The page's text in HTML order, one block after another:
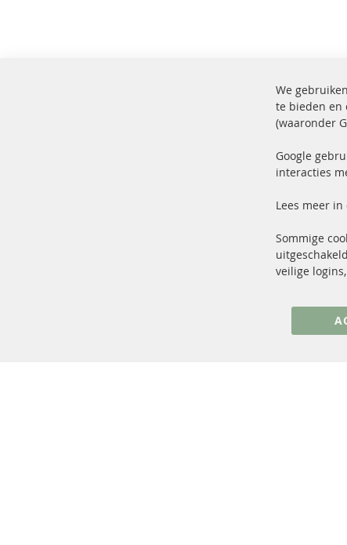
We
te bieden en
(waaronder
Google
interacties
Lees meer in
Sommige
veilige